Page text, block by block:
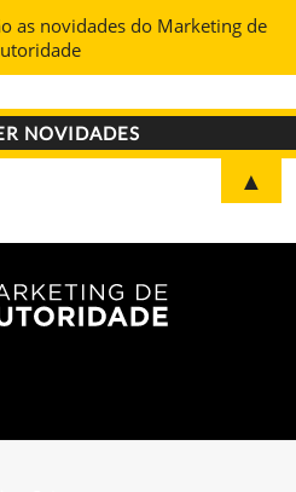
as novidades do Marketing de
▲